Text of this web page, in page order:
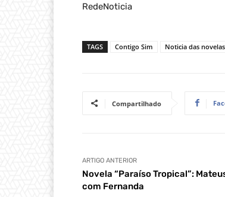
RedeNoticia
TAGS Contigo Sim Noticia das novelas
Compartilhado
ARTIGO ANTERIOR
Novela “Paraíso Tropical”:
com Fernanda